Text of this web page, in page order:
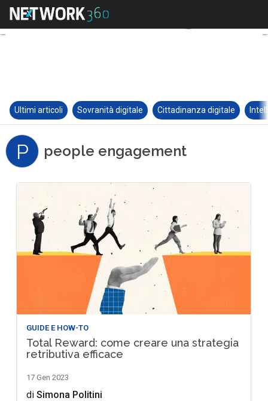
Ultimi articoli Sovranità digitale Cittadinanza digitale
P people engagement
GUIDE E HOW-TO
Total Reward: come creare una strategia
retributiva efficace
17 Gen 2023
diSimona Politini